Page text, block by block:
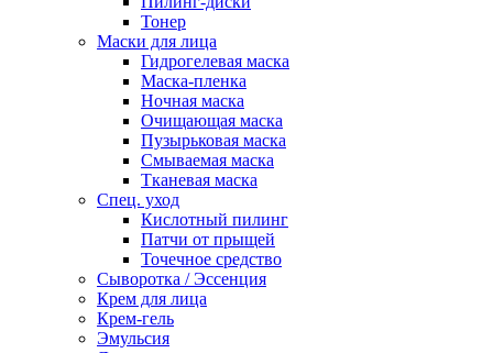
Тонер
Маски для лица
Гидрогелевая маска
Маска-пленка
Ночная маска
Очищающая маска
Пузырьковая маска
Смываемая маска
Тканевая маска
Спец. уход
Кислотный пилинг
Патчи от прыщей
Точечное средство
Сыворотка / Эссенция
Крем для лица
Крем-гель
Эмульсия